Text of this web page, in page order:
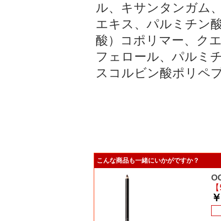
ル、キサンタンガム
エキス、パルミチン
酸）コポリマー、ク
フェロール、パルミ
スコルビン酸ポリペ
こんな商品も一緒にいかがですか？